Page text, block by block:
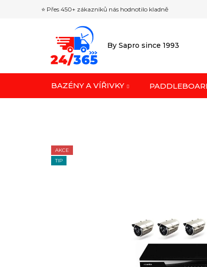
⭐ Přes 450+ zákazníků nás hodnotilo kladně
By Sapro since 1993
BAZÉNY A VÍŘIVKY
AKCE
TIP